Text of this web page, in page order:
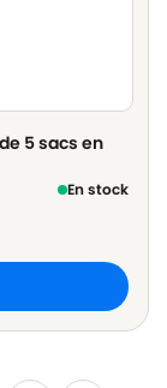
5 sacs en
En stock